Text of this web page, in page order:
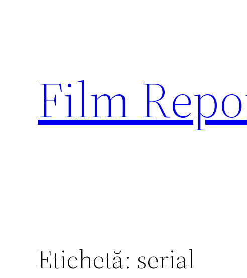
Film
Etichetă: serial